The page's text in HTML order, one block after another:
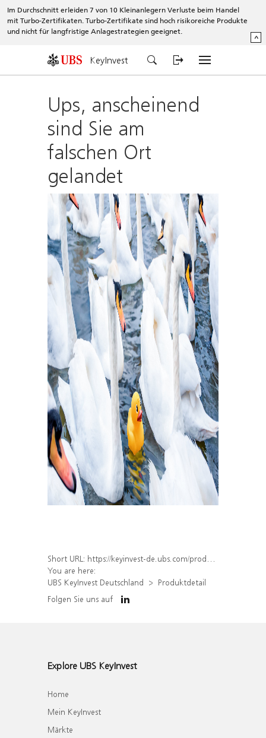
Im Durchschnitt erleiden 7 von 10 Kleinanlegern Verluste beim Handel
mit Turbo-Zertifikaten. Turbo-Zertifikate sind hoch risikoreiche Produkte
und nicht für langfristige Anlagestrategien geeignet.
^
KeyInvest
Ups, anscheinend
sind Sie am
falschen Ort
gelandet
Short URL: https://keyinvest-de.ubs.com/produkt/detail/index/isin/DE000WA35G54
You are here:
UBS KeyInvest Deutschland
Produktdetail
Folgen Sie uns auf
Explore UBS KeyInvest
Home
Mein KeyInvest
Märkte